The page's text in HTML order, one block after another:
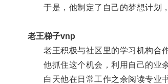
于是，他制定了自己的梦想计划，
老王梯子vnp
老王积极与社区里的学习机构合作
他抓住这个机会，利用自己的业余
白天他在日常工作之余阅读专业书